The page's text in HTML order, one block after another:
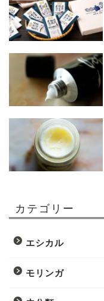
カテゴリー
エシカル
モリンガ